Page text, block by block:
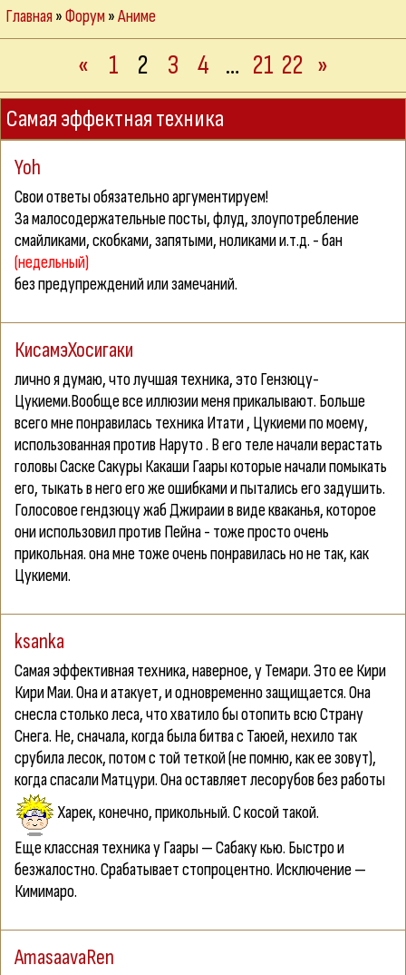
Главная»Форум»Аниме
« 1 2 3 4 … 21 22 »
Самая эффектная техника
Yoh
Свои ответыобязательноаргументируем!
За малосодержательные посты, флуд, злоупотребление
смайликами, скобками, запятыми, ноликами и.т.д. - бан
(недельный)
без предупреждений или замечаний.
КисамэХосигаки
лично я думаю, что лучшая техника, это Гензюцу-
Цукиеми.Вообще все иллюзии меня прикалывают. Больше
всего мне понравилась техника Итати , Цукиеми по моему,
использованная против Наруто . В его теле начали верастать
головы Саске Сакуры Какаши Гаары которые начали помыкать
его, тыкать в него его же ошибками и пытались его задушить.
Голосовое гендзюцу жаб Джираии в виде кваканья, которое
они использовил против Пейна - тоже просто очень
прикольная. она мне тоже очень понравилась но не так, как
Цукиеми.
ksanka
Самая эффективная техника, наверное, у Темари. Это ее Кири
Кири Маи. Она и атакует, и одновременно защищается. Она
снесла столько леса, что хватило бы отопить всю Страну
Снега. Не, сначала, когда была битва с Таюей, нехило так
срубила лесок, потом с той теткой (не помню, как ее зовут),
когда спасали Матцури. Она оставляет лесорубов без работы
Харек, конечно, прикольный. С косой такой.
Еще классная техника у Гаары — Сабаку кью. Быстро и
безжалостно. Срабатывает стопроцентно. Исключение —
Кимимаро.
AmasaavaRen